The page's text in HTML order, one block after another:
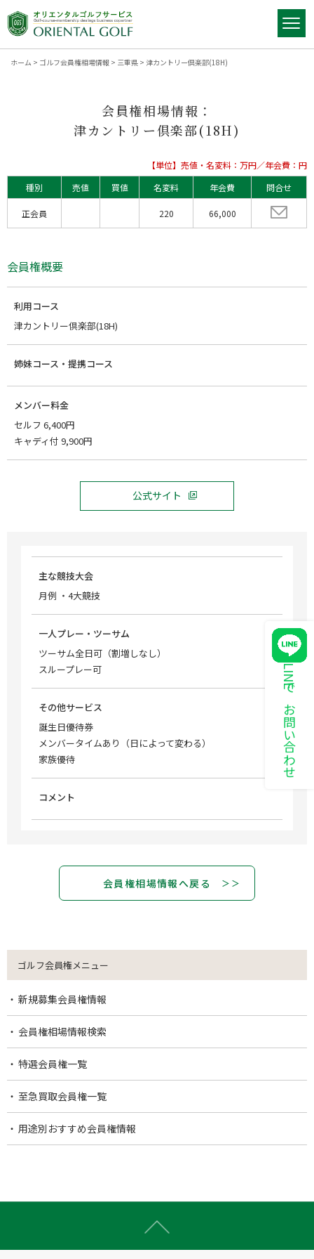
LINEでお問い合わせ
ホーム > ゴルフ会員権相場情報 > 三重県 > 津カントリー倶楽部(18H)
会員権相場情報：
津カントリー倶楽部(18H)
【単位】売値・名変料：万円／年会費：円
種別
売値 買値 名変料 年会費 問合せ
正会員 220 66,000
会員権概要
利用コース
津カントリー倶楽部(18H)
姉妹コース・提携コース
メンバー料金
セルフ 6,400円
キャディ付 9,900円
公式サイト
主な競技大会
月例 ・4大競技
一人プレー・ツーサム
ツーサム全日可（割増しなし）
スループレー可
その他サービス
誕生日優待券
メンバータイムあり（日によって変わる）
家族優待
コメント
会員権相場情報へ戻る
ゴルフ会員権メニュー
新規募集会員権情報
会員権相場情報検索
特選会員権一覧
至急買取会員権一覧
用途別おすすめ会員権情報